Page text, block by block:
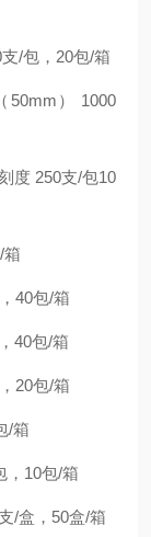
/包，20包/箱
50mm） 1000
度 250支/包10
箱
40包/箱
40包/箱
20包/箱
/箱
，10包/箱
/盒，50盒/箱